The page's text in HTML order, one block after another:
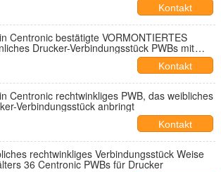
Kontakt
Centronic bestätigte VORMONTIERTES
Drucker-Verbindungsstück PWBs mit
Kontakt
Centronic rechtwinkliges PWB, das weibliches
Verbindungsstück anbringt
Kontakt
rechtwinkliges Verbindungsstück Weise
36 Centronic PWBs für Drucker